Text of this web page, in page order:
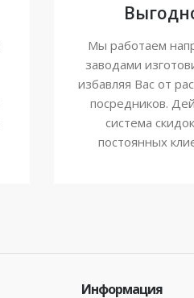
Мы работаем
заводами
избавляя Вас от
посредников.
система
постоянных
Информация